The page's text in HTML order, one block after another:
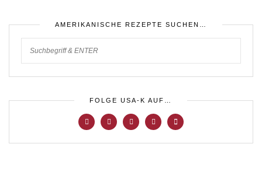
AMERIKANISCHE REZEPTE SUCHEN…
FOLGE USA-K AUF…